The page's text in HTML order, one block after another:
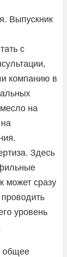
Выпускник
с
компанию в
на
Здесь
может сразу
уровень
общее